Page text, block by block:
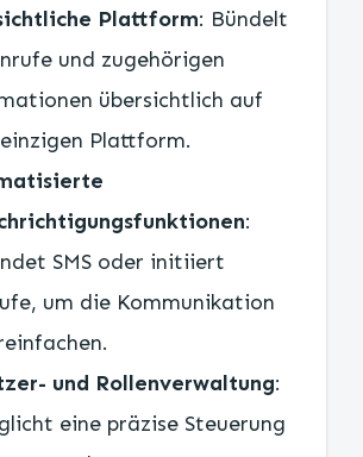
Plattform: Bündelt
und zugehörigen
übersichtlich auf
Plattform.
:
SMS oder initiiert
um die Kommunikation
und Rollenverwaltung:
eine präzise Steuerung